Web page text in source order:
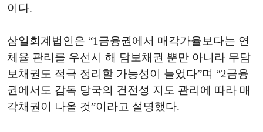
이다.
삼일회계법인은 “1금융권에서 매각가율보다는 연
체율 관리를 우선시 해 담보채권 뿐만 아니라 무담
보채권도 적극 정리할 가능성이 늘었다”며 “2금융
권에서도 감독 당국의 건전성 지도 관리에 따라 매
각채권이 나올 것”이라고 설명했다.